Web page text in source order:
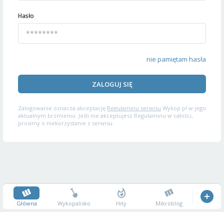
Hasło
nie pamiętam hasła
ZALOGUJ SIĘ
Zalogowanie oznacza akceptację Regulaminu serwisu Wykop.pl w jego
aktualnym brzmieniu. Jeśli nie akceptujesz Regulaminu w całości,
prosimy o niekorzystanie z serwisu.
Główna Wykopalisko Hity Mikroblog